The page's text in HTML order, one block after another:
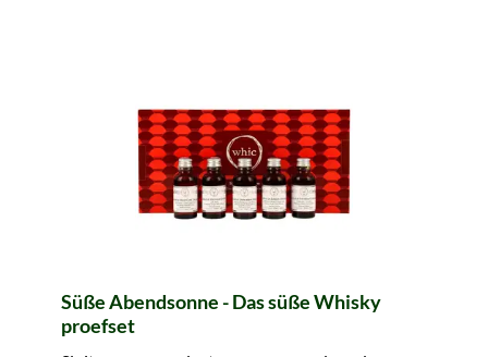
Süße Abendsonne - Das süße Whisky
proefset